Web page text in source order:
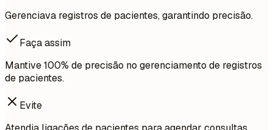
Gerenciava registros de pacientes, garantindo precisão.
Faça assim
Mantive 100% de precisão no gerenciamento de registros
de pacientes.
Evite